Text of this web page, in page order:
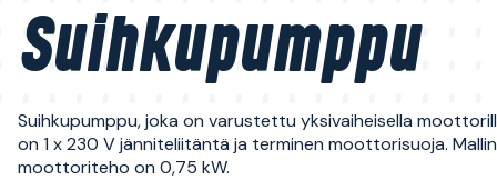
Suihkupumppu
Suihkupumppu, joka on varustettu yksivaiheisella
on 1 x 230 V jänniteliitäntä ja terminen moottorisuoja. Mallin
moottoriteho on 0,75 kW.